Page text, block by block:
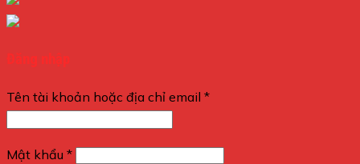
Đăng nhập
Tên tài khoản hoặc địa chỉ email *
Mật khẩu *